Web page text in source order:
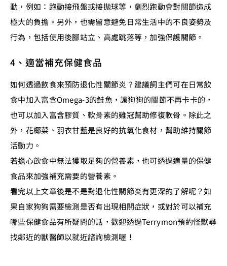
動，例如：跑動接飛盤或接拋球等，劇烈跑動會對關節造成
極大的負擔。另外，也需留意避免日常生活中的不良姿勢及
行為，包括使用後腳站立、高處跳落等，加強保護關節。
4、適當補充保健食品
如何透過飲食來預防退化性關節炎？建議飼主們可在日常飲
食中加入富含Omega-3的鮭魚，讓狗狗的關節不再卡卡的，
也可以加入富含膠質、軟骨素的雞冠幫助修復軟骨。除此之
外，花椰菜、羽衣甘藍是良好的抗氧化食材，幫助維持關節
活動力。
若擔心飲食中無法獲取足夠的營養素，也可透過適量的保健
食品來加強補充需要的營養素。
看完以上文章後是不是對退化性關節炎有更深的了解呢？如
果自家狗狗需要檢測是否有出現相關症狀，或對於可以補充
哪些保健食品有所疑問的話，歡迎透過Terrymon預約怪獸尋
找鄰近的獸醫師以就近諮詢檢測喔！